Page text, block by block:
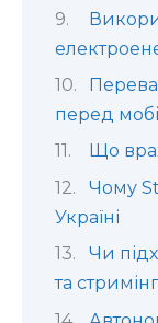
перед
Що
Чому
Україні
Чи
та